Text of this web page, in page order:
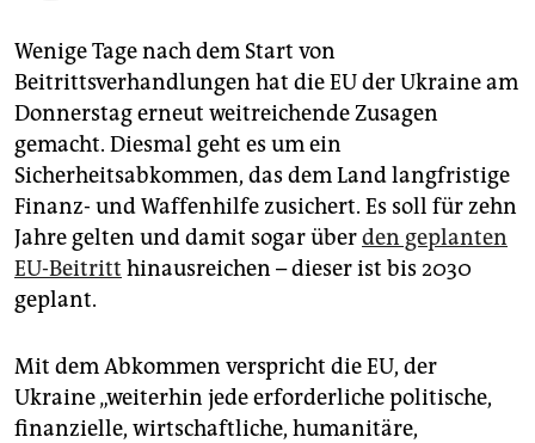
abo
genossenschaft
epaper login
Wenige Tage nach dem Start von
Beitrittsverhandlungen hat die EU der Ukraine am
Donnerstag erneut weitreichende Zusagen
gemacht. Diesmal geht es um ein
Sicherheitsabkommen, das dem Land langfristige
Finanz- und Waffenhilfe zusichert. Es soll für zehn
Jahre gelten und damit sogar überden geplanten
EU-Beitritt hinausreichen – dieser ist bis 2030
geplant.
Mit dem Abkommen verspricht die EU, der
Ukraine „weiterhin jede erforderliche politische,
finanzielle, wirtschaftliche, humanitäre,